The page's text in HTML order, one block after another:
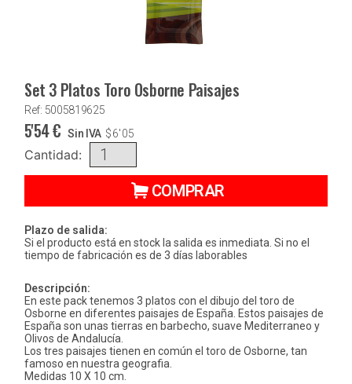
Set 3 Platos Toro Osborne Paisajes
Ref: 5005819625
5'54€ Sin IVA $6'05
Cantidad:
COMPRAR
Plazo de salida:
Si el producto está en stock la salida es inmediata. Si no el
tiempo de fabricación es de 3 días laborables
Descripción:
En este pack tenemos 3 platos con el dibujo del toro de
Osborne en diferentes paisajes de España. Estos paisajes de
España son unas tierras en barbecho, suave Mediterraneo y
Olivos de Andalucía.
Los tres paisajes tienen en común el toro de Osborne, tan
famoso en nuestra geografia.
Medidas 10 X 10 cm.